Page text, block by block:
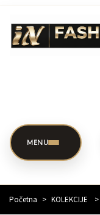
MENU
Početna > KOLEKCIJE >